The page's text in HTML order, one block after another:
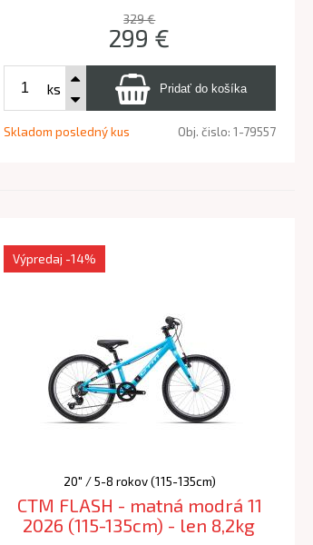
329 €
299 €
ks
Skladom posledný kus Obj. čislo: 1-79557
20" / 5-8 rokov (115-135cm)
CTM FLASH - matná modrá 11
2026 (115-135cm) - len 8,2kg
Výpredaj -14%